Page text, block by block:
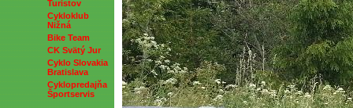
Turistov
Cykloklub
Nižná
Bike Team
CK Svätý Jur
Cyklo Slovakia
Bratislava
Cyklopredajňa
Športservis